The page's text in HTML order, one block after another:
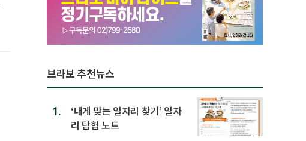
브라보 추천뉴스
1.
‘내게 맞는 일자리 찾기’ 일자
리 탐험 노트